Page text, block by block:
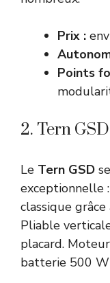
Prix :
Points
2. Tern
Le Tern GSD
exceptionnelle
classique
Pliable
placard.
batterie 500